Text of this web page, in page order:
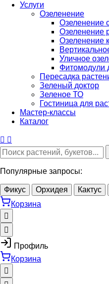
Услуги
Озеленение
Озеленение
Озеленение
Озеленение
Уличное
Фитомодули
Пересадка
Зеленый доктор
Зеленое ТО
Гостиница для
Мастер-классы
Каталог
Популярные запросы:
Фикус Орхидея Кактус
Корзина
Профиль
Корзина